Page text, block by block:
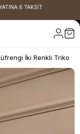
6 TAKSİT
İki Renkli Triko